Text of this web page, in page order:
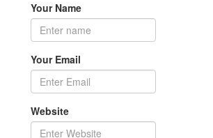
Your Name
Your Email
Website